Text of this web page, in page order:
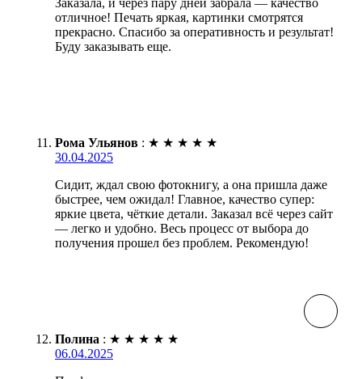
Заказала, и через пару дней забрала — качество
отличное! Печать яркая, картинки смотрятся
прекрасно. Спасибо за оперативность и результат!
Буду заказывать еще.
Рома Ульянов : ★ ★ ★ ★ ★
30.04.2025
Сидит, ждал свою фотокнигу, а она пришла даже
быстрее, чем ожидал! Главное, качество супер:
яркие цвета, чёткие детали. Заказал всё через сайт
— легко и удобно. Весь процесс от выбора до
получения прошел без проблем. Рекомендую!
Полина : ★ ★ ★ ★ ★
06.04.2025